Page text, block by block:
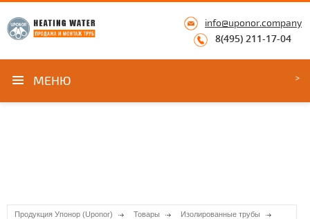
info@uponor.company
8(495) 211-17-04
МЕНЮ
Продукция Упонор (Uponor) Товары Изолированные трубы